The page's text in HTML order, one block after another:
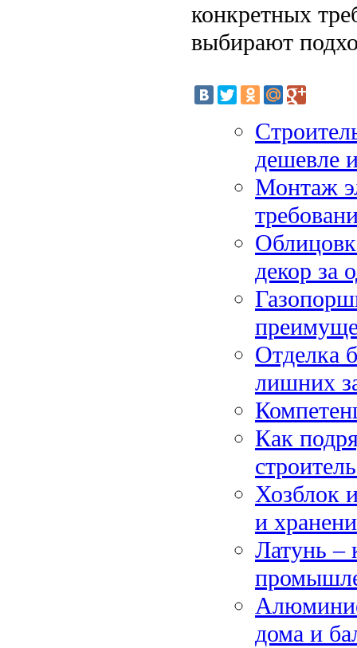
конкретных
выбирают
дешевле
Монтаж
декор за
Отделка
лишних
Как
Хозблок
и
Латунь –
дома и